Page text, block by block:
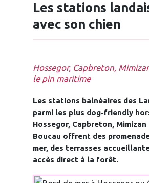
Les stations
avec son chien
Hossegor, Capbreton,
le pin maritime
Les stations balnéaires des
parmi les plus dog-friendly
Hossegor, Capbreton,
Boucau offrent des
mer, des terrasses
accès direct à la forêt.